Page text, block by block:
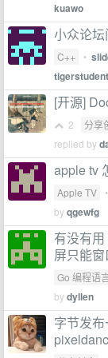
kuawo
小众论
C++ •
tigerstudent
[开源]
2 分享
replied by
apple tv
Apple TV •
byqgewfg
有没有
屏只能窗
Go 编程语
bydyllen
字节发